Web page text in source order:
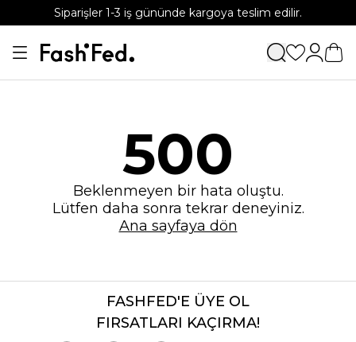
Siparişler 1-3 iş gününde kargoya teslim edilir.
APP'e özel %15 indirim kodu: APP15
500
Beklenmeyen bir hata oluştu.
Lütfen daha sonra tekrar deneyiniz.
Ana sayfaya dön
FASHFED'E ÜYE OL
FIRSATLARI KAÇIRMA!